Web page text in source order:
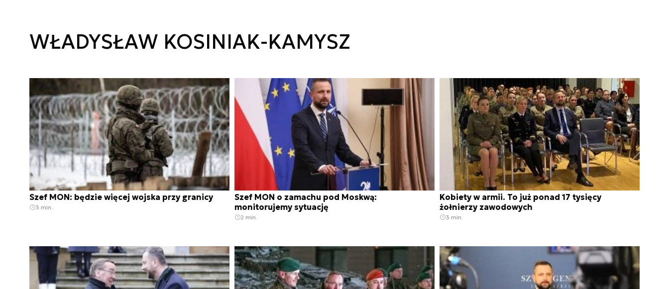
WŁADYSŁAW KOSINIAK-KAMYSZ
Szef MON: będzie więcej wojska przy granicy
3 min.
Szef MON o zamachu pod Moskwą:
monitorujemy sytuację
2 min.
Kobiety w armii. To już ponad 17 tysięcy
żołnierzy zawodowych
3 min.